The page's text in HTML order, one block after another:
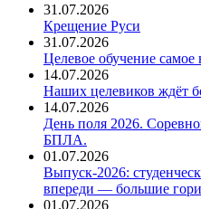
31.07.2026
Крещение Руси
31.07.2026
Целевое обучение самое
14.07.2026
Наших целевиков ждёт
14.07.2026
День поля 2026.
БПЛА.
01.07.2026
Выпуск-2026:
впереди — большие
01.07.2026